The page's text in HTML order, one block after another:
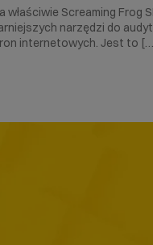
właściwie Screaming Frog
narzędzi do
internetowych. Jest to